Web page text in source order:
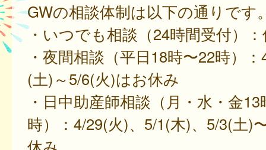
GWの相談体制は以下の通りです
・いつでも相談（24時間受付）
・夜間相談（平日18時〜22時）
(土)～5/6(火)はお休み
・日中助産師相談（月・水・金13
時）：4/29(火)、5/1(木)、5/3(土)